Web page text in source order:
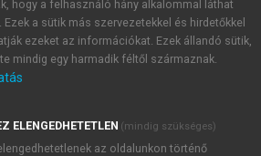
MeRSZ újdonságairól, akcióiról.
Akadémiai Kiadó Zrt. újdonságairól,
foglaltakat tudomásul
hogy a felhasználó hány alkalommal láthat
Ezek a sütik más szervezetekkel és hirdetőkkel
ezeket az információkat. Ezek állandó sütik,
mindig egy harmadik féltől származnak.
ELENGEDHETETLEN (mindig szükséges)
az oldalunkon történő